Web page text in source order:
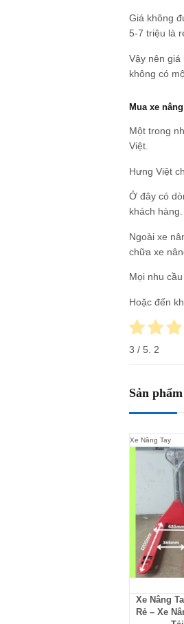
Giá không
5-7 triệu là
Vậy nên
không có
Mua xe
Một trong
Việt.
Hưng Việt
Ở đây có
khách hàng.
Ngoài xe
chữa xe
Mọi nhu
Hoặc đến
3 / 5. 2
Sản
Xe Nâng Tay
Xe Nâng
Rẻ – Xe